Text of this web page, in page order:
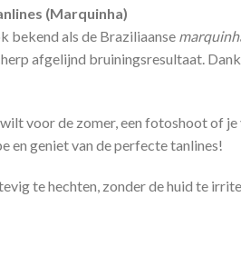
(Marquinha)
bekend als de Braziliaanse
afgelijnd bruiningsresultaat.
voor de zomer, een fotoshoot of je
en geniet van de perfecte tanlines!
te hechten, zonder de huid te